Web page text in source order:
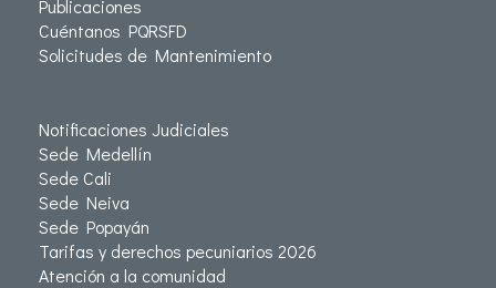
Publicaciones
Cuéntanos PQRSFD
Solicitudes de Mantenimiento
Notificaciones Judiciales
Sede Medellín
Sede Cali
Sede Neiva
Sede Popayán
Tarifas y derechos pecuniarios 2026
Atención a la comunidad